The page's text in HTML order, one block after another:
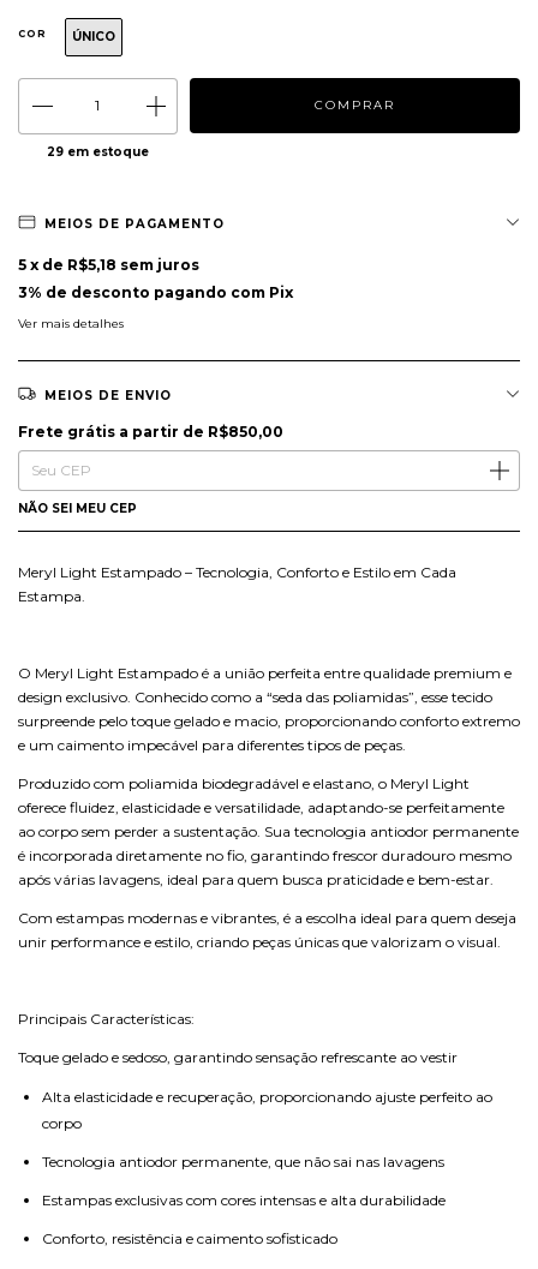
COR ÚNICO
29em estoque
MEIOS DE PAGAMENTO
5 x de R$5,18 sem juros
3% de desconto pagando com Pix
Ver mais detalhes
MEIOS DE ENVIO
Frete grátis R$850,00
Entregas para o CEP:
Frete grátis a partir de R$850,00
NÃO SEI MEU CEP
Meryl Light Estampado – Tecnologia, Conforto e Estilo em Cada
Estampa.
O Meryl Light Estampado é a união perfeita entre qualidade premium e
design exclusivo. Conhecido como a “seda das poliamidas”, esse tecido
surpreende pelo toque gelado e macio, proporcionando conforto extremo
e um caimento impecável para diferentes tipos de peças.
Produzido com poliamida biodegradável e elastano, o Meryl Light
oferece fluidez, elasticidade e versatilidade, adaptando-se perfeitamente
ao corpo sem perder a sustentação. Sua tecnologia antiodor permanente
é incorporada diretamente no fio, garantindo frescor duradouro mesmo
após várias lavagens, ideal para quem busca praticidade e bem-estar.
Com estampas modernas e vibrantes, é a escolha ideal para quem deseja
unir performance e estilo, criando peças únicas que valorizam o visual.
Principais Características:
Toque gelado e sedoso, garantindo sensação refrescante ao vestir
Alta elasticidade e recuperação, proporcionando ajuste perfeito ao
corpo
Tecnologia antiodor permanente, que não sai nas lavagens
Estampas exclusivas com cores intensas e alta durabilidade
Conforto, resistência e caimento sofisticado